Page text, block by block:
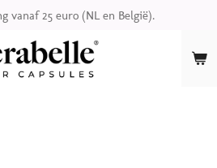
vanaf 25 euro (NL en België).